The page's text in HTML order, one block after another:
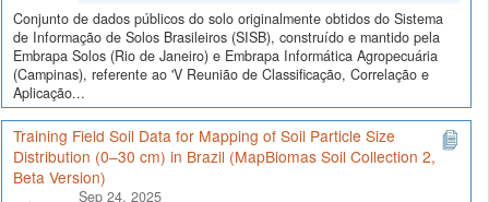
Conjunto de dados públicos do solo originalmente obtidos do Sistema
de Informação de Solos Brasileiros (SISB), construído e mantido pela
Embrapa Solos (Rio de Janeiro) e Embrapa Informática Agropecuária
(Campinas), referente ao 'V Reunião de Classificação, Correlação e
Aplicação...
Training Field Soil Data for Mapping of Soil Particle Size
Distribution (0–30 cm) in Brazil (MapBiomas Soil Collection 2,
Beta Version)
Sep 24, 2025